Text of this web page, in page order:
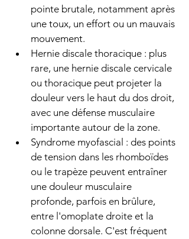
pointe brutale, notamment après
une toux, un effort ou un mauvais
mouvement.
Hernie discale thoracique : plus
rare, une hernie discale cervicale
ou thoracique peut projeter la
douleur vers le haut du dos droit,
avec une défense musculaire
importante autour de la zone.
Syndrome myofascial : des points
de tension dans les rhomboïdes
ou le trapèze peuvent entraîner
une douleur musculaire
profonde, parfois en brûlure,
entre l'omoplate droite et la
colonne dorsale. C'est fréquent